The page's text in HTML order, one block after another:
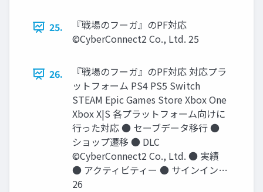
25.
『戦場のフーガ』のPF対応
©CyberConnect2 Co., Ltd. 25
26.
『戦場のフーガ』のPF対応 対応プラ
ットフォーム PS4 PS5 Switch
STEAM Epic Games Store Xbox One
Xbox X|S 各プラットフォーム向けに
行った対応 ● セーブデータ移行 ●
ショップ遷移 ● DLC
©CyberConnect2 Co., Ltd. ● 実績
● アクティビティー ● サインイン…
26